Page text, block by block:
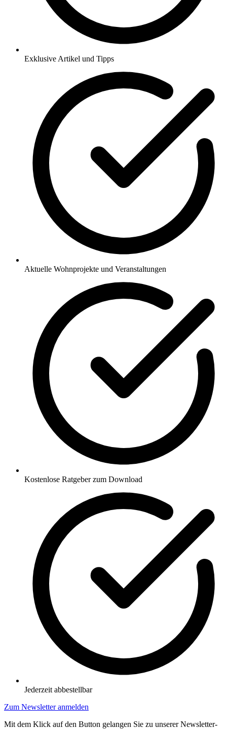
Exklusive Artikel und Tipps
Aktuelle Wohnprojekte und Veranstaltungen
Kostenlose Ratgeber zum Download
Jederzeit abbestellbar
Zum Newsletter anmelden
Mit dem Klick auf den Button gelangen Sie zu unserer Newsletter-